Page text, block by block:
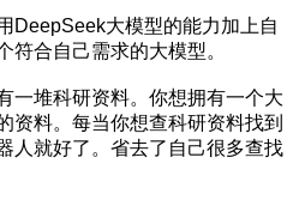
DeepSeek大模型的能力加上自
符合自己需求的大模型。
一堆科研资料。你想拥有一个大
资料。每当你想查科研资料找到
人就好了。省去了自己很多查找